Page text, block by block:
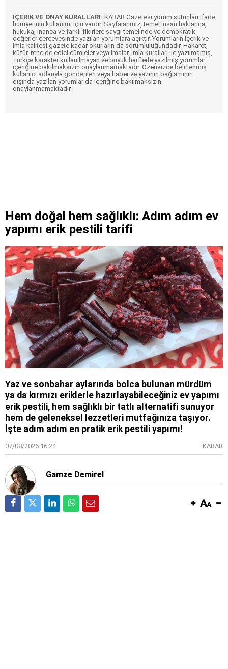
İÇERİK VE ONAY KURALLARI: KARAR Gazetesi yorum sütunları ifade
hürriyetinin kullanımı için vardır. Sayfalarımız, temel insan haklarına,
hukuka, inanca ve farklı fikirlere saygı temelinde ve demokratik
değerler çerçevesinde yazılan yorumlara açıktır. Yorumların içerik ve
imla kalitesi gazete kadar okurların da sorumluluğundadır. Hakaret,
küfür, rencide edici cümleler veya imalar, imla kuralları ile yazılmamış,
Türkçe karakter kullanılmayan ve büyük harflerle yazılmış yorumlar
içeriğine bakılmaksızın onaylanmamaktadır. Özensizce belirlenmiş
kullanıcı adlarıyla gönderilen veya haber ve yazının bağlamının
dışında yazılan yorumlar da içeriğine bakılmaksızın
onaylanmamaktadır.
Hem doğal hem sağlıklı: Adım adım ev
yapımı erik pestili tarifi
Yaz ve sonbahar aylarında bolca bulunan mürdüm
ya da kırmızı eriklerle hazırlayabileceğiniz ev yapımı
erik pestili, hem sağlıklı bir tatlı alternatifi sunuyor
hem de geleneksel lezzetleri mutfağınıza taşıyor.
İşte adım adım en pratik erik pestili yapımı!
07/08/2026 16:24 KARAR
Gamze Demirel